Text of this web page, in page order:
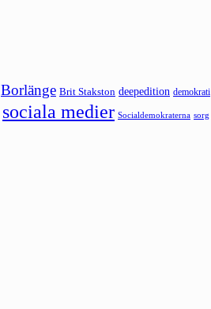
Borlänge Brit Stakston deepedition demokrati
sociala medier Socialdemokraterna sorg